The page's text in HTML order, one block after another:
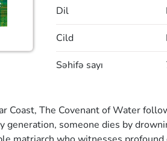
Dil
Cild
Səhifə sayı
Coast, The Covenant of Water
generation, someone dies by